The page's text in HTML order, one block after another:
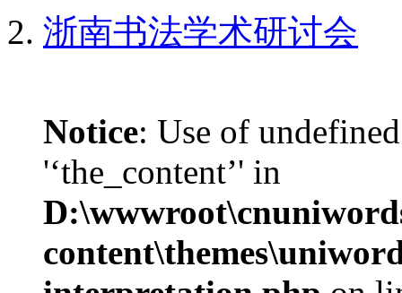
浙南书法学术研讨会
Notice: Use of
'‘the_content’' in